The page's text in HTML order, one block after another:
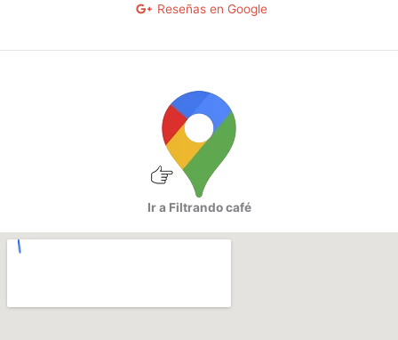
Reseñas en Google
Ir a Filtrando café